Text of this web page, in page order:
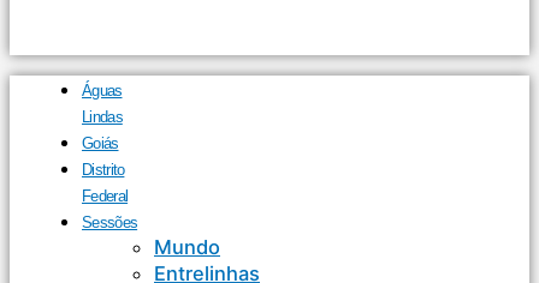
Águas
Lindas
Goiás
Distrito
Federal
Sessões
Mundo
Entrelinhas